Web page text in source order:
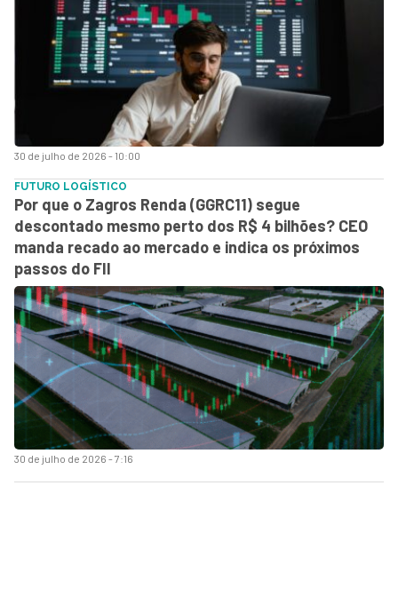
30 de julho de 2026 - 10:00
30 de julho de 2026 - 7:16
FUTURO LOGÍSTICO
Por que o Zagros Renda (GGRC11) segue
descontado mesmo perto dos R$ 4 bilhões? CEO
manda recado ao mercado e indica os próximos
passos do FII